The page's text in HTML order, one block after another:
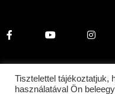
Tisztelettel tájékoztatjuk,
használatával Ön